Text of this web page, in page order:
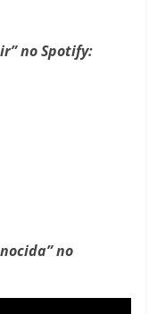
no Spotify:
no